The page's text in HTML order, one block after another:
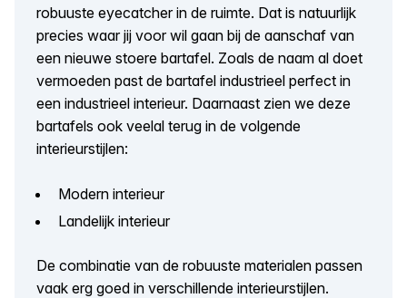
robuuste eyecatcher in de ruimte. Dat is natuurlijk
precies waar jij voor wil gaan bij de aanschaf van
een nieuwe stoere bartafel. Zoals de naam al doet
vermoeden past de bartafel industrieel perfect in
een industrieel interieur. Daarnaast zien we deze
bartafels ook veelal terug in de volgende
interieurstijlen:
Modern interieur
Landelijk interieur
De combinatie van de robuuste materialen passen
vaak erg goed in verschillende interieurstijlen.